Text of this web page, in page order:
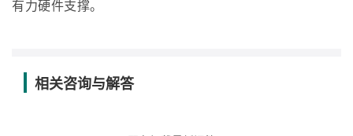
有力硬件支撑。
相关咨询与解答